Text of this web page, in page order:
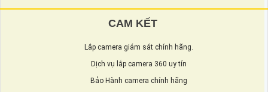
CAM KẾT
Lắp camera giám sát chính hãng.
Dịch vụ lắp camera 360 uy tín
Bảo Hành camera chính hãng